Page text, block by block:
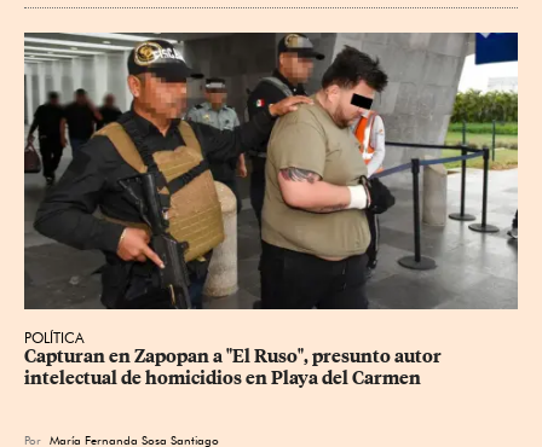
POLÍTICA
Capturan en Zapopan a "El Ruso", presunto autor
intelectual de homicidios en Playa del Carmen
Por María Fernanda Sosa Santiago